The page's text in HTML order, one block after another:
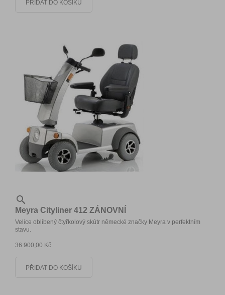
PŘIDAT DO KOŠÍKU

Meyra Cityliner 412 ZÁNOVNÍ
Velice oblíbený čtyřkolový skútr německé značky Meyra v perfektním
stavu.
36 900,00 Kč
PŘIDAT DO KOŠÍKU